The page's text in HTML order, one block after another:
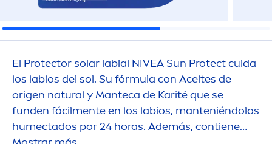
El Protector solar labial NIVEASun Protectcuida
los labios del sol. Su fórmula con Aceites de
origen natural y Manteca de Karité que se
funden fácilmente en los labios, manteniéndolos
humectados por 24 horas. Además, contiene